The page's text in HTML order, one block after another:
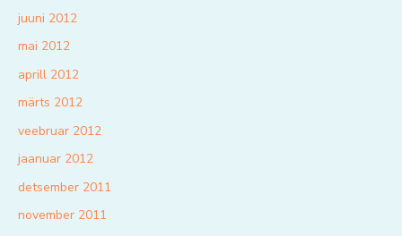
juuni 2012
mai 2012
aprill 2012
märts 2012
veebruar 2012
jaanuar 2012
detsember 2011
november 2011